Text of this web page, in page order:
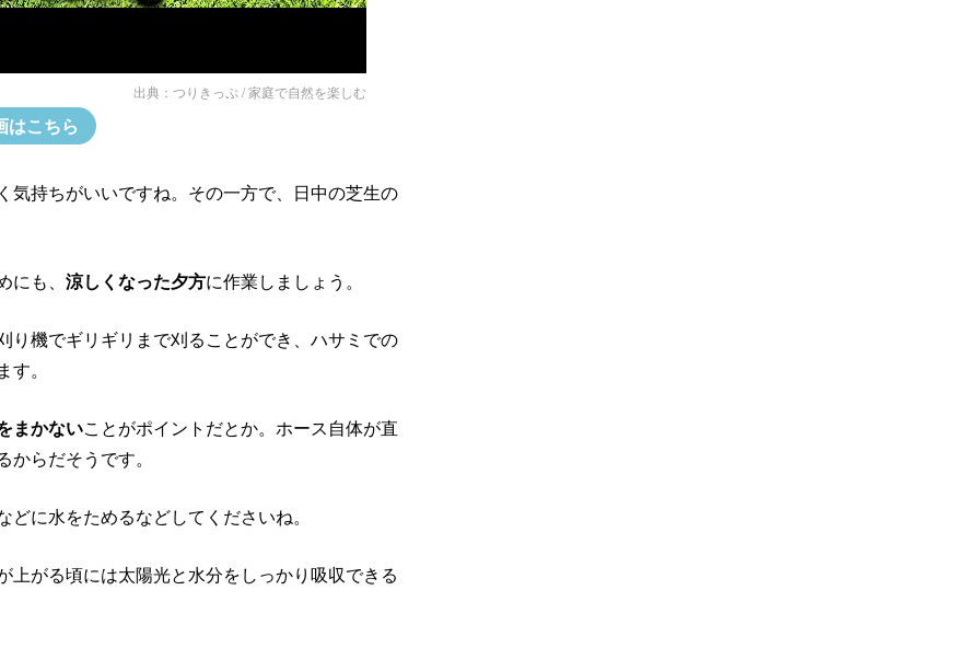
出典： つりきっぷ / 家庭で自然を楽しむ
はこちら
持ちがいいですね。その一方で、日中の芝生の
も、 涼しくなった夕方に作業しましょう。
り機でギリギリまで刈ることができ、ハサミでの
。
まかないことがポイントだとか。ホース自体が直
らだそうです。
に水をためるなどしてくださいね。
上がる頃には太陽光と水分をしっかり吸収できる